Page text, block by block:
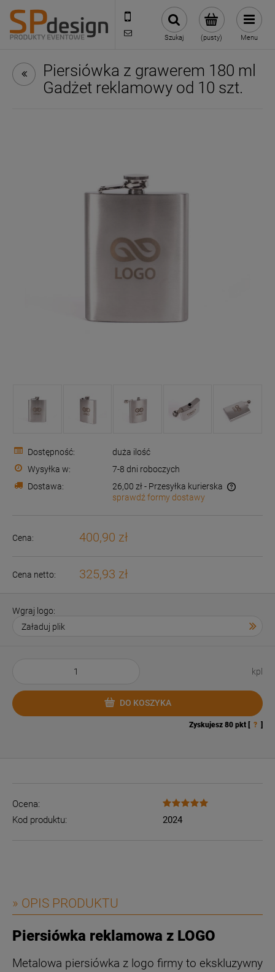
221002030
sklep@reklamydrukarnia.pl
(pusty)
Szukaj Menu
Piersiówka z grawerem 180 ml
Gadżet reklamowy od 10 szt.
Dostępność:
duża ilość
Wysyłka w:
7-8 dni roboczych
Dostawa:
26,00 zł- Przesyłka kurierska
Cena nie zawiera ewentualnych kosztów płatności
sprawdź formy dostawy
Cena: 400,90 zł
Cena netto: 325,93 zł
Wgraj logo:
kpl
DO KOSZYKA
Zyskujesz 80 pkt [ ? ]
Ocena:
Kod produktu:
2024
» OPIS PRODUKTU
Piersiówka reklamowa z LOGO
Metalowa piersiówka z logo firmy to ekskluzywny